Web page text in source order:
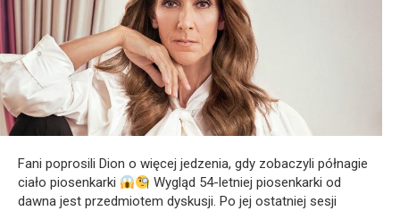
Fani poprosili Dion o więcej jedzenia, gdy zobaczyli półnagie
ciało piosenkarki
Wygląd 54-letniej piosenkarki od
dawna jest przedmiotem dyskusji. Po jej ostatniej sesji